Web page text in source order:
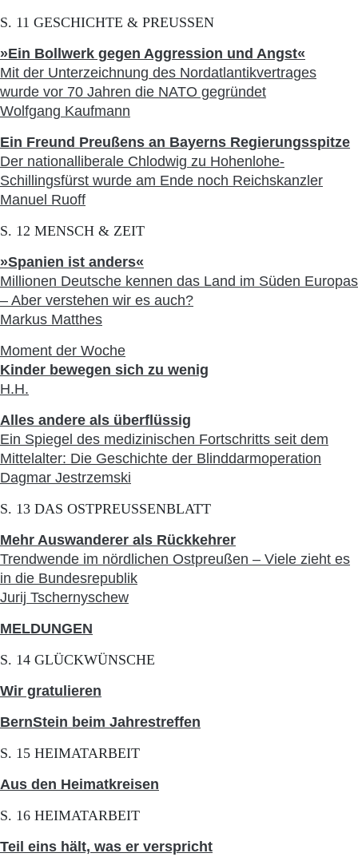
S. 11 GESCHICHTE & PREUSSEN
»Ein Bollwerk gegen Aggression und Angst«
Mit der Unterzeichnung des Nordatlantikvertrages
wurde vor 70 Jahren die NATO gegründet
Wolfgang Kaufmann
Ein Freund Preußens an Bayerns Regierungsspitze
Der nationalliberale Chlodwig zu Hohenlohe-
Schillingsfürst wurde am Ende noch Reichskanzler
Manuel Ruoff
S. 12 MENSCH & ZEIT
»Spanien ist anders«
Millionen Deutsche kennen das Land im Süden Europas
– Aber verstehen wir es auch?
Markus Matthes
Moment der Woche
Kinder bewegen sich zu wenig
H.H.
Alles andere als überflüssig
Ein Spiegel des medizinischen Fortschritts seit dem
Mittelalter: Die Geschichte der Blinddarmoperation
Dagmar Jestrzemski
S. 13 DAS OSTPREUSSENBLATT
Mehr Auswanderer als Rückkehrer
Trendwende im nördlichen Ostpreußen – Viele zieht es
in die Bundesrepublik
Jurij Tschernyschew
MELDUNGEN
S. 14 GLÜCKWÜNSCHE
Wir gratulieren
BernStein beim Jahrestreffen
S. 15 HEIMATARBEIT
Aus den Heimatkreisen
S. 16 HEIMATARBEIT
Teil eins hält, was er verspricht